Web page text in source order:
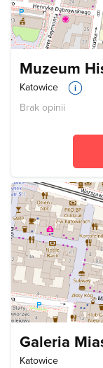
Muzeum
Katowice
Brak opinii
Galeria
Katowice